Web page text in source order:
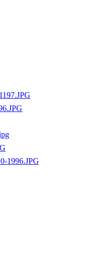
1996.JPG